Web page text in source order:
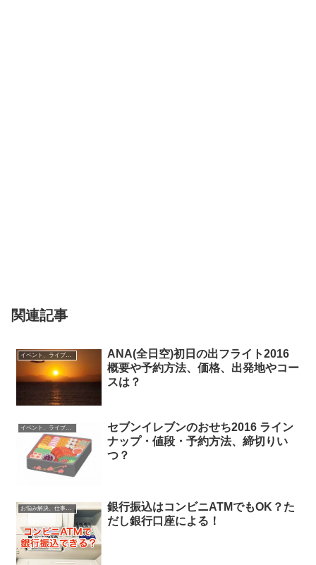
関連記事
イベント、ライブ最新情報
ANA(全日空)初日の出フライト2016
概要や予約方法、価格、出発地やコー
スは？
イベント、ライブ最新情報
セブンイレブンのおせち2016 ライン
ナップ・値段・予約方法、締切りい
つ？
お悩み解決、仕事に役立つ情報
銀行振込はコンビニATMでもOK？た
だし銀行口座による！